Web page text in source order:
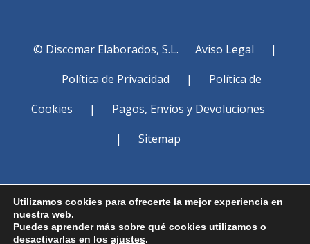
© Discomar Elaborados, S.L. Aviso Legal
|
Política de Privacidad
|
Política de
Cookies
|
Pagos, Envíos y Devoluciones
|
Sitemap
Utilizamos cookies para ofrecerte la mejor experiencia en
nuestra web.
Puedes aprender más sobre qué cookies utilizamos o
desactivarlas en los ajustes.